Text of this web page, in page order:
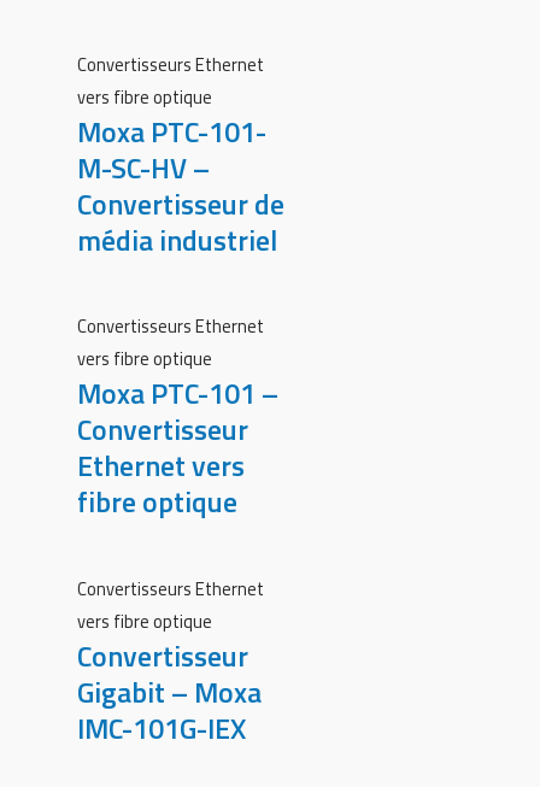
Convertisseurs Ethernet
vers fibre optique
Moxa PTC-101-
M-SC-HV –
Convertisseur de
média industriel
Convertisseurs Ethernet
vers fibre optique
Moxa PTC-101 –
Convertisseur
Ethernet vers
fibre optique
Convertisseurs Ethernet
vers fibre optique
Convertisseur
Gigabit – Moxa
IMC-101G-IEX